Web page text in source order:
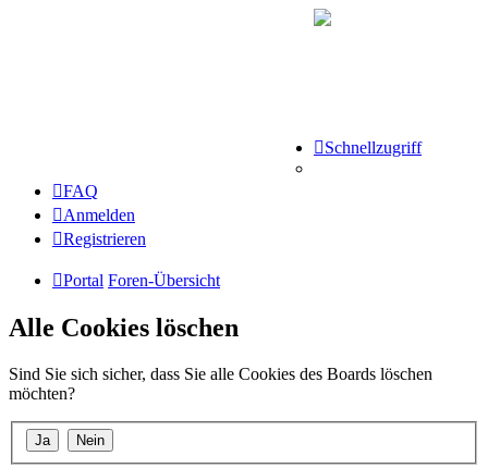
Schnellzugriff
FAQ
Anmelden
Registrieren
Portal Foren-Übersicht
Alle Cookies löschen
Sind Sie sich sicher, dass Sie alle Cookies des Boards löschen
möchten?